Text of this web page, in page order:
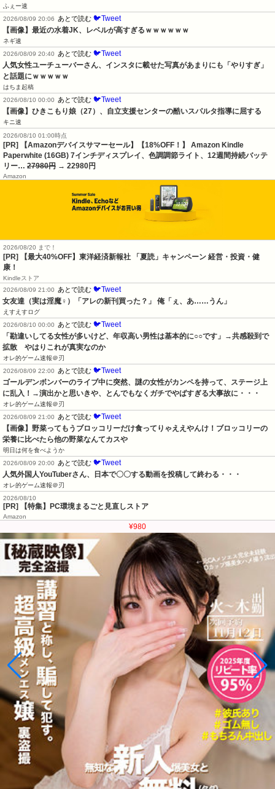
ふぇー速
2026/08/09 20:06
あとで読む 🐦Tweet
【画像】最近の水着JK、レベルが高すぎるｗｗｗｗｗｗ
ネギ速
2026/08/09 20:40
あとで読む 🐦Tweet
人気女性ユーチューバーさん、インスタに載せた写真があまりにも「やりすぎ」
と話題にｗｗｗｗｗ
はちま起稿
2026/08/10 00:00
あとで読む 🐦Tweet
【画像】ひきこもり娘（27）、自立支援センターの酷いスパルタ指導に屈する
キニ速
2026/08/10 01:00時点
[PR] 【Amazonデバイスサマーセール】【18%OFF！】 Amazon Kindle
Paperwhite (16GB) 7インチディスプレイ、色調調節ライト、12週間持続バッテ
リー… 27980円 → 22980円
Amazon
2026/08/20 まで！
[PR]
【最大40%OFF】東洋経済新報社 「夏読」キャンペーン 経営・投資・健
康！
Kindleストア
2026/08/09 21:00
あとで読む 🐦Tweet
女友達（実は淫魔♀）「アレの新刊買った？」 俺「ぇ、あ……うん」
えすえすログ
2026/08/10 00:00
あとで読む 🐦Tweet
「勘違いしてる女性が多いけど、年収高い男性は基本的に○○です」→共感殺到で
拡散　やはりこれが真実なのか
オレ的ゲーム速報＠刃
2026/08/09 22:00
あとで読む 🐦Tweet
ゴールデンボンバーのライブ中に突然、謎の女性がカンペを持って、ステージ上
に乱入！→演出かと思いきや、とんでもなくガチでやばすぎる大事故に・・・
オレ的ゲーム速報＠刃
2026/08/09 21:00
あとで読む 🐦Tweet
【画像】野菜ってもうブロッコリーだけ食ってりゃええやんけ！ブロッコリーの
栄養に比べたら他の野菜なんてカスや
明日は何を食べようか
2026/08/09 20:00
あとで読む 🐦Tweet
人気外国人YouTuberさん、日本で〇〇する動画を投稿して終わる・・・
オレ的ゲーム速報＠刃
2026/08/10
[PR] 【特集】PC環境まるごと見直しストア
Amazon
¥980